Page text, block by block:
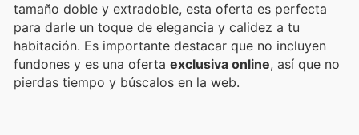
tamaño doble y extradoble, esta oferta es perfecta
para darle un toque de elegancia y calidez a tu
habitación. Es importante destacar que no incluyen
fundones y es una oferta exclusiva online, así que no
pierdas tiempo y búscalos en la web.